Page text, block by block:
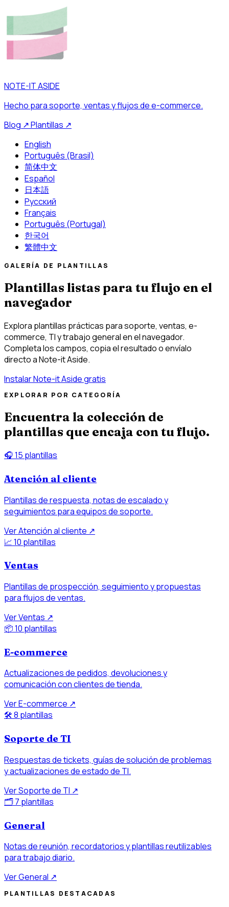
NOTE-IT ASIDE
Hecho para soporte, ventas y flujos de e-commerce.
Blog ↗Plantillas ↗
English
Português (Brasil)
简体中文
Español
日本語
Русский
Français
Português (Portugal)
한국어
繁體中文
GALERÍA DE PLANTILLAS
Plantillas listas para tu flujo en el
navegador
Explora plantillas prácticas para soporte, ventas, e-
commerce, TI y trabajo general en el navegador.
Completa los campos, copia el resultado o envíalo
directo a Note-it Aside.
Instalar Note-it Aside gratis
EXPLORAR POR CATEGORÍA
Encuentra la colección de
plantillas que encaja con tu flujo.
🎧15 plantillas
Atención al cliente
Plantillas de respuesta, notas de escalado y
seguimientos para equipos de soporte.
Ver Atención al cliente ↗
📈10 plantillas
Ventas
Plantillas de prospección, seguimiento y propuestas
para flujos de ventas.
Ver Ventas ↗
📦10 plantillas
E-commerce
Actualizaciones de pedidos, devoluciones y
comunicación con clientes de tienda.
Ver E-commerce ↗
🛠️8 plantillas
Soporte de TI
Respuestas de tickets, guías de solución de problemas
y actualizaciones de estado de TI.
Ver Soporte de TI ↗
🗂️7 plantillas
General
Notas de reunión, recordatorios y plantillas reutilizables
para trabajo diario.
Ver General ↗
PLANTILLAS DESTACADAS